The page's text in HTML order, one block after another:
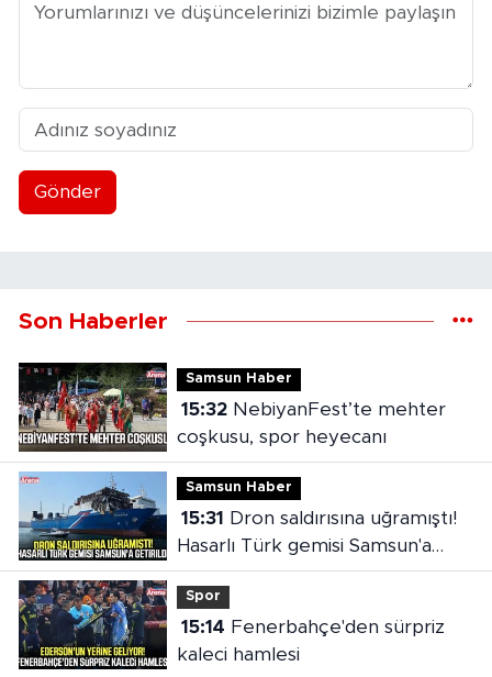
Gönder
Son Haberler
Samsun Haber
15:32NebiyanFest’te mehter
coşkusu, spor heyecanı
Samsun Haber
15:31
Hasarlı Türk gemisi Samsun'a
getirildi
Spor
15:14
kaleci hamlesi